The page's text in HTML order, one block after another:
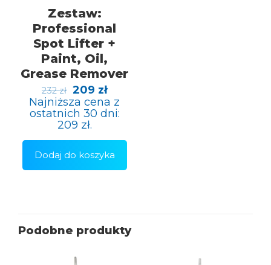
Zestaw:
Professional
Spot Lifter +
Paint, Oil,
Grease Remover
232zł Pierwotna
cena
wynosiła:
232 zł.
209 złAktualna
cena
wynosi:
Najniższa cena z
ostatnich 30 dni:
209 zł.
Dodaj do koszyka
Podobne produkty